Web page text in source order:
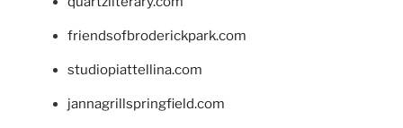
friendsofbroderickpark.com
studiopiattellina.com
jannagrillspringfield.com